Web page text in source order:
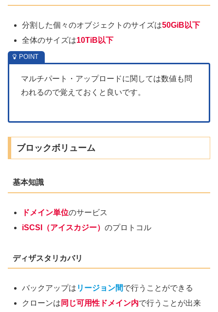
分割した個々のオブジェクトのサイズは50GiB以下
全体のサイズは10TiB以下
マルチパート・アップロードに関しては数値も問
われるので覚えておくと良いです。
ブロックボリューム
基本知識
ドメイン単位のサービス
iSCSI（アイスカジー）のプロトコル
ディザスタリカバリ
バックアップは リージョン間で行うことができる
クローンは 同じ可用性ドメイン内で行うことが出来